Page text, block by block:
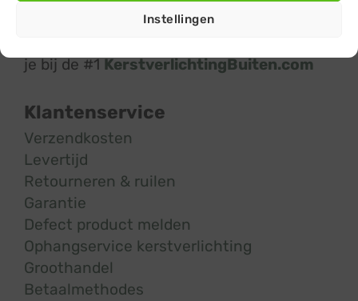
Instellingen
je bij de #1 KerstverlichtingBuiten.com
Klantenservice
Verzendkosten
Levertijd
Retourneren & ruilen
Garantie
Defect product melden
Ophangservice kerstverlichting
Groothandel
Betaalmethodes